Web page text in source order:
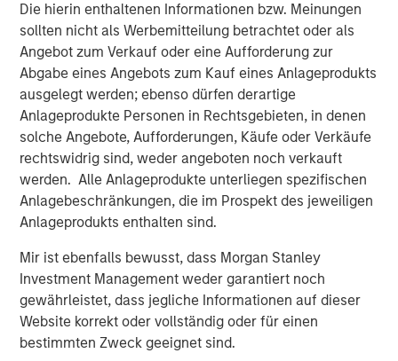
Die hierin enthaltenen Informationen bzw. Meinungen
sollten nicht als Werbemitteilung betrachtet oder als
Angebot zum Verkauf oder eine Aufforderung zur
Abgabe eines Angebots zum Kauf eines Anlageprodukts
ausgelegt werden; ebenso dürfen derartige
Anlageprodukte Personen in Rechtsgebieten, in denen
solche Angebote, Aufforderungen, Käufe oder Verkäufe
rechtswidrig sind, weder angeboten noch verkauft
werden. Alle Anlageprodukte unterliegen spezifischen
Anlagebeschränkungen, die im Prospekt des jeweiligen
Anlageprodukts enthalten sind.
Mir ist ebenfalls bewusst, dass Morgan Stanley
Investment Management weder garantiert noch
gewährleistet, dass jegliche Informationen auf dieser
Website korrekt oder vollständig oder für einen
bestimmten Zweck geeignet sind.
the philosophy of engineering efficiency. Our competitive
advantage allows us to unlock the value of acquired oil
and gas reserves through leading operational practices,
modern development technologies, and the advancement
and use of the digital oilfield. We are pleased to have a
partner in Morgan Stanley Energy Partners that shares
our philosophy and look forward to the collaboration as
we pursue multiple opportunities to grow the business.”
Robert Lee, Managing Director of Morgan Stanley Energy
Partners, said, “We're excited to be investing alongside
forward to shared success in the years ahead as we
continue to support their differentiated strategy for the
business.” John Moon, Managing Director and Head of
Morgan Stanley Energy Partners, added, “Chris Hammack
and Will Ulrich bring best-in-class management talent